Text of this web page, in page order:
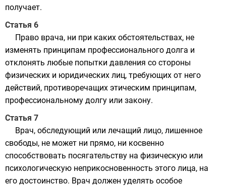
получает.
Статья 6
Право врача, ни при каких обстоятельствах, не
изменять принципам профессионального долга и
отклонять любые попытки давления со стороны
физических и юридических лиц, требующих от него
действий, противоречащих этическим принципам,
профессиональному долгу или закону.
Статья 7
Врач, обследующий или лечащий лицо, лишенное
свободы, не может ни прямо, ни косвенно
способствовать посягательству на физическую или
психологическую неприкосновенность этого лица, на
его достоинство. Врач должен уделять особое